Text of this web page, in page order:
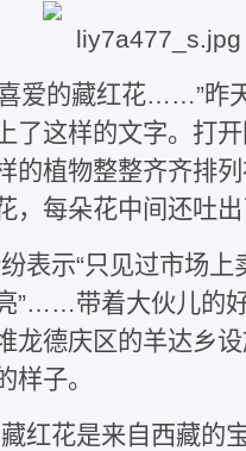
喜爱的藏红花……”昨
了这样的文字。打
的植物整整齐齐排
，每朵花中间还吐
表示“只见过市场
”……带着大伙儿的
德庆区的羊达乡
样子。
红花是来自西藏的